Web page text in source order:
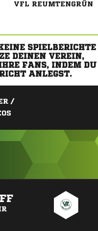
VFL REUMTENGRÜN
SPIELBERICHTE
DEINEN VEREIN,
FANS, INDEM DU
ANLEGST.
/